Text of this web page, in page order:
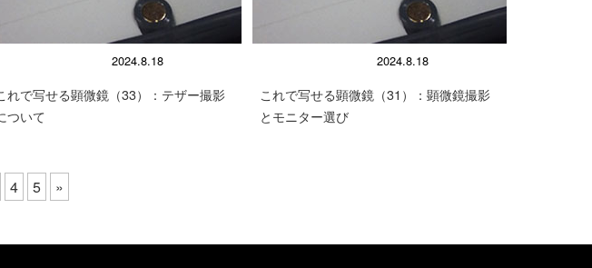
2024.8.18
れで写せる顕微鏡（33）：テザー撮影
ついて
2024.8.18
これで写せる顕微鏡（31）：顕微鏡撮影
とモニター選び
4 5 »